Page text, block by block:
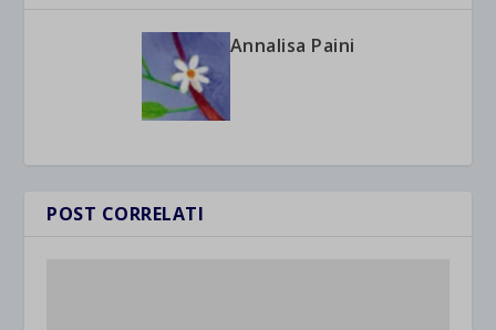
Annalisa Paini
POST CORRELATI